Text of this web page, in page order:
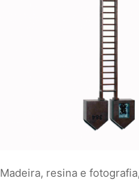
Madeira, resina e